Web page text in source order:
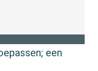
een